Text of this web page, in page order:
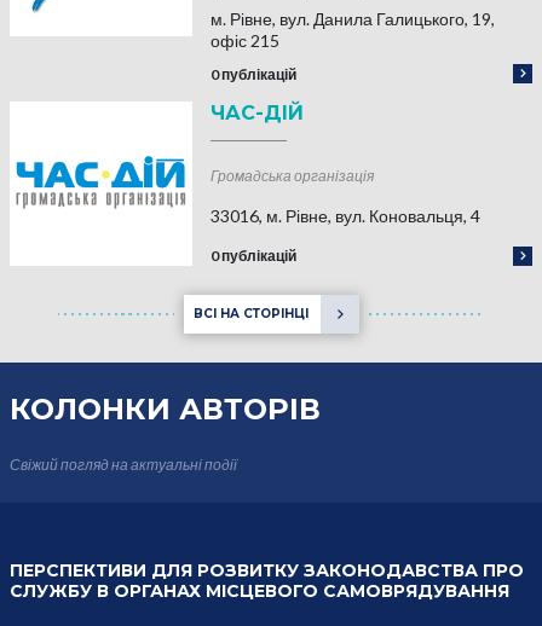
м. Рівне, вул. Данила Галицького, 19,
офіс 215
0 публікацій
ЧАС-ДІЙ
Громадська організація
33016, м. Рівне, вул. Коновальця, 4
0 публікацій
ВСІ НА СТОРІНЦІ
КОЛОНКИ АВТОРІВ
Свіжий погляд на актуальні події
ПЕРСПЕКТИВИ ДЛЯ РОЗВИТКУ ЗАКОНОДАВСТВА ПРО
СЛУЖБУ В ОРГАНАХ МІСЦЕВОГО САМОВРЯДУВАННЯ